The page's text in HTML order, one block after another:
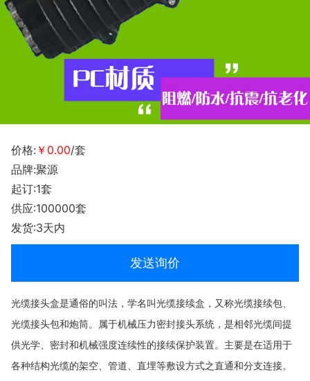
价格: ￥0.00/套
品牌:聚源
起订:1套
供应:100000套
发货:3天内
发送询价
光缆接头盒是通俗的叫法，学名叫光缆接续盒，又称光缆接续包、
光缆接头包和炮筒。属于机械压力密封接头系统，是相邻光缆间提
供光学、密封和机械强度连续性的接续保护装置。主要是在适用于
各种结构光缆的架空、管道、直埋等敷设方式之直通和分支连接。